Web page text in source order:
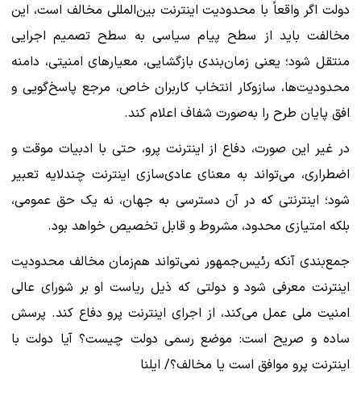
دولت اگر واقعاً با محدودیت اینترنت بین‌المللی مخالف است، این
مخالفت باید از سطح پیام سیاسی به سطح تصمیم اجرایی
منتقل شود؛ یعنی زمان‌بندی بازگشایی، معیارهای امنیتی، دامنه
محدودیت‌ها، سازوکار انتخاب کاربران خاص، مرجع پاسخ‌گویی و
افق پایان طرح را به‌صورت شفاف اعلام کند.
در غیر این صورت، دفاع از اینترنت پرو، حتی با ادبیات موقت و
اضطراری، می‌تواند به معنای عادی‌سازی اینترنت چندلایه تعبیر
شود؛ اینترنتی که در آن دسترسی به جهان، نه یک حق عمومی،
بلکه امتیازی محدود، مشروط و قابل تخصیص خواهد بود.
جمع‌بندی آنکه رئیس‌جمهور نمی‌تواند هم‌زمان مخالف محدودیت
اینترنت معرفی شود و دولتی که ذیل ریاست او بر شورای عالی
امنیت ملی عمل می‌کند، از اجرای اینترنت پرو دفاع کند. پرسش
ساده و صریح است: موضع رسمی دولت چیست؟ آیا دولت با
اینترنت پرو موافق است یا مخالف؟/ ایلنا